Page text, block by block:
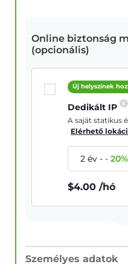
Online biztonság
(opcionális)
Új helyszínek
Dedikált IP
A saját statikus
Elérhető
2 év--20%
$4.00 /hó
Személyes adatok